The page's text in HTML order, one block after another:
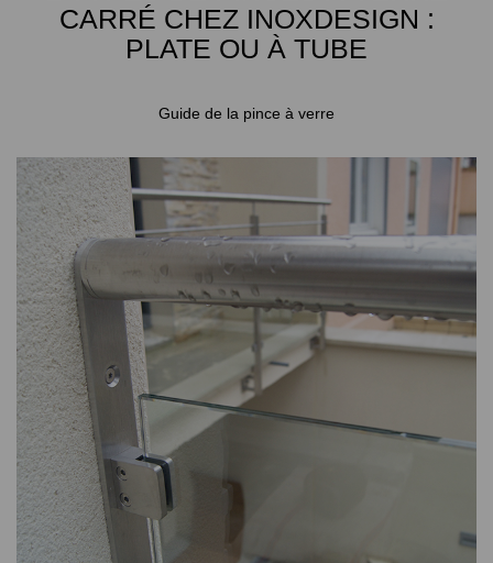
CARRÉ CHEZ INOXDESIGN :
PLATE OU À TUBE
Guide de la pince à verre